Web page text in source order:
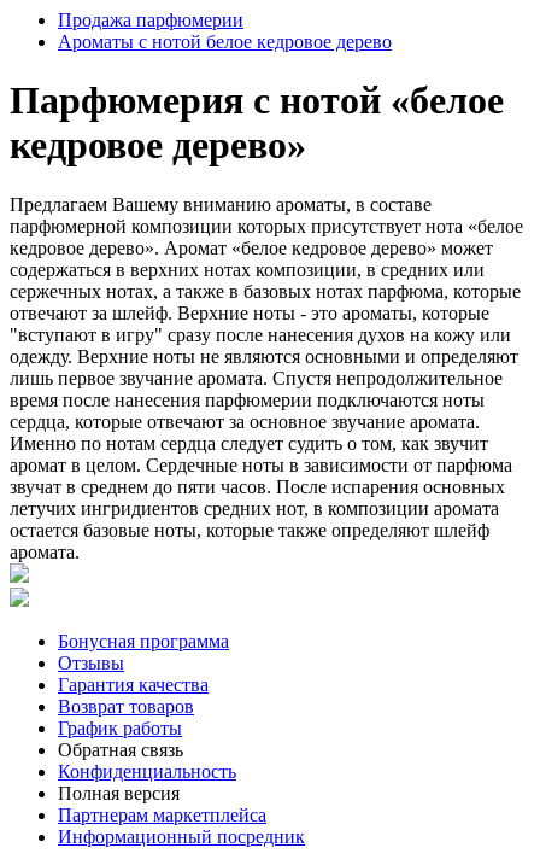
Продажа парфюмерии
Ароматы с нотой белое кедровое дерево
Парфюмерия с нотой «белое
кедровое дерево»
Предлагаем Вашему вниманию ароматы, в составе
парфюмерной композиции которых присутствует нота «белое
кедровое дерево». Аромат «белое кедровое дерево» может
содержаться в верхних нотах композиции, в средних или
сержечных нотах, а также в базовых нотах парфюма, которые
отвечают за шлейф. Верхние ноты - это ароматы, которые
"вступают в игру" сразу после нанесения духов на кожу или
одежду. Верхние ноты не являются основными и определяют
лишь первое звучание аромата. Спустя непродолжительное
время после нанесения парфюмерии подключаются ноты
сердца, которые отвечают за основное звучание аромата.
Именно по нотам сердца следует судить о том, как звучит
аромат в целом. Сердечные ноты в зависимости от парфюма
звучат в среднем до пяти часов. После испарения основных
летучих ингридиентов средних нот, в композиции аромата
остается базовые ноты, которые также определяют шлейф
аромата.
Бонусная программа
Отзывы
Гарантия качества
Возврат товаров
График работы
Обратная связь
Конфиденциальность
Полная версия
Партнерам маркетплейса
Информационный посредник